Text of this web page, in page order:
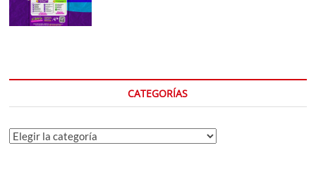
CATEGORÍAS
Categorías